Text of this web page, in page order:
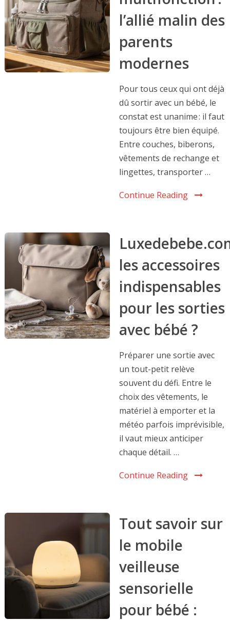
l’allié malin des
parents
modernes
Pour tous ceux qui ont déjà
dû sortir avec un bébé, le
constat est unanime : il faut
toujours être bien équipé.
Entre couches, biberons,
vêtements de rechange et
lingettes, transporter …
Continue Reading
les accessoires
indispensables
pour les sorties
avec bébé ?
Préparer une sortie avec
un tout-petit relève
souvent du défi. Entre le
choix des vêtements, le
matériel à emporter et la
météo parfois imprévisible,
il vaut mieux anticiper
chaque détail. …
Continue Reading
Tout savoir sur
le mobile
veilleuse
sensorielle
pour bébé :